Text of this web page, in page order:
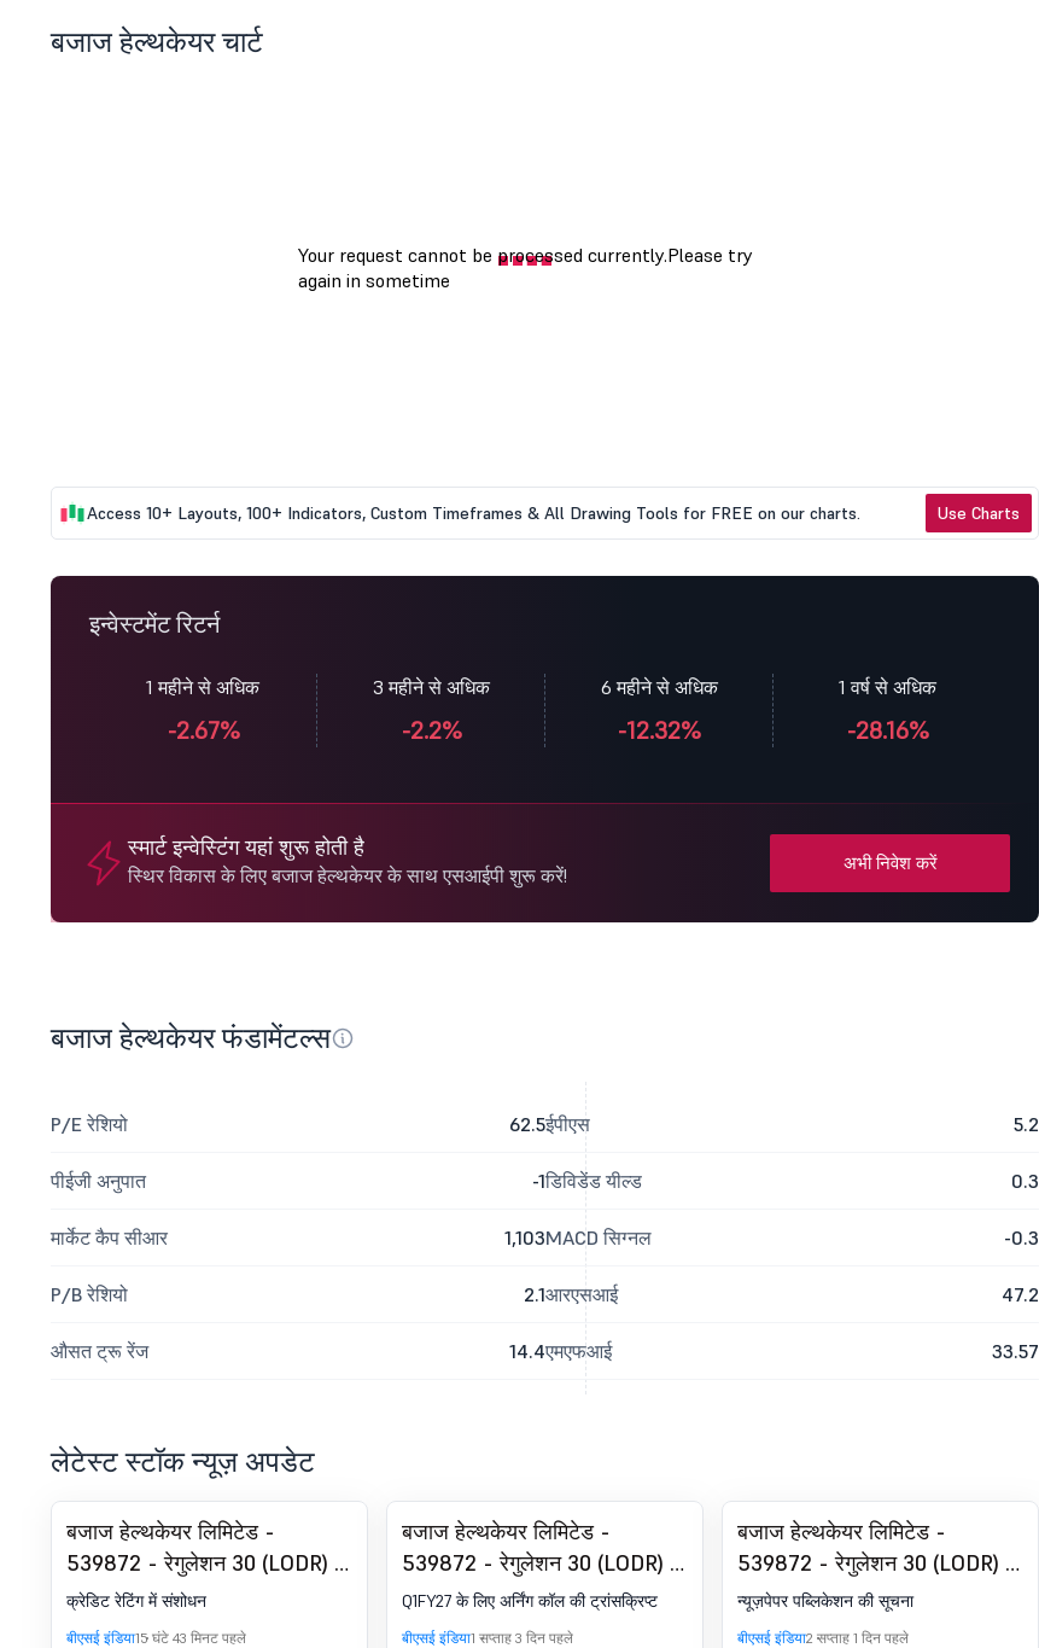
बजाज हेल्थकेयर चार्ट
Access 10+ Layouts, 100+ Indicators, Custom Timeframes & All Drawing Tools for FREE on our charts. Use Charts
इन्वेस्टमेंट रिटर्न
1 महीने से अधिक
-2.67%
3 महीने से अधिक
-2.2%
6 महीने से अधिक
-12.32%
1 वर्ष से अधिक
-28.16%
स्मार्ट इन्वेस्टिंग यहां शुरू होती है
स्थिर विकास के लिए बजाज हेल्थकेयर के साथ एसआईपी शुरू करें!
अभी निवेश करें
बजाज हेल्थकेयर फंडामेंटल्स
P/E रेशियो 62.5
पीईजी अनुपात -1
मार्केट कैप सीआर 1,103
P/B रेशियो 2.1
औसत ट्रू रेंज 14.4
ईपीएस 5.2
डिविडेंड यील्ड 0.3
MACD सिग्नल -0.3
आरएसआई 47.2
एमएफआई 33.57
लेटेस्ट स्टॉक न्यूज़ अपडेट
बजाज हेल्थकेयर लिमिटेड -
539872 - रेगुलेशन 30 (LODR) के
तहत घोषणा - क्रेडिट रेटिंग
क्रेडिट रेटिंग में संशोधन
बीएसई इंडिया15 घंटे 43 मिनट पहले
बजाज हेल्थकेयर लिमिटेड -
539872 - रेगुलेशन 30 (LODR) के
तहत घोषणा - अर्निंग्स कॉल
ट्रांसक्रिप्ट
Q1FY27 के लिए अर्निंग कॉल की ट्रांसक्रिप्ट
बीएसई इंडिया1 सप्ताह 3 दिन पहले
बजाज हेल्थकेयर लिमिटेड -
539872 - रेगुलेशन 30 (LODR) के
तहत घोषणा - न्यूज़पेपर पब्लिकेशन
न्यूज़पेपर पब्लिकेशन की सूचना
बीएसई इंडिया2 सप्ताह 1 दिन पहले